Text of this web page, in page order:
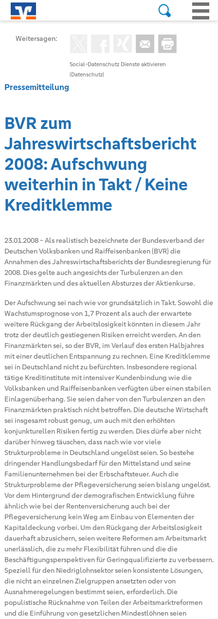
Social-Datenschutz Dienste aktivieren
(Datenschutz)
Weitersagen:
Pressemitteilung
BVR zum
Jahreswirtschaftsbericht
2008: Aufschwung
weiterhin in Takt / Keine
Kreditklemme
23.01.2008- Als realistisch bezeichnete der Bundesverband der
Deutschen Volksbanken und Raiffeisenbanken (BVR) die
Annahmen des Jahreswirtschaftsberichts der Bundesregierung für
2008. Dies gelte auch angesichts der Turbulenzen an den
Finanzmärkten und des aktuellen Absturzes der Aktienkurse.
Der Aufschwung sei nach wie vor grundsätzlich in Takt. Sowohl die
Wachstumsprognose von 1,7 Prozent als auch der erwartete
weitere Rückgang der Arbeitslosigkeit könnten in diesem Jahr
trotz der deutlich gestiegenen Risiken erreicht werden. An den
Finanzmärkten sei, so der BVR, im Verlauf des ersten Halbjahres
mit einer deutlichen Entspannung zu rechnen. Eine Kreditklemme
sei in Deutschland nicht zu befürchten. Insbesondere regional
tätige Kreditinstitute mit intensiver Kundenbindung wie die
Volksbanken und Raiffeisenbanken verfügten über einen stabilen
Einlagenüberhang. Sie seien daher von den Turbulenzen an den
Finanzmärkten praktisch nicht betroffen. Die deutsche Wirtschaft
sei insgesamt robust genug, um auch mit den erhöhten
konjunkturellen Risiken fertig zu werden. Dies dürfe aber nicht
darüber hinweg täuschen, dass nach wie vor viele
Strukturprobleme in Deutschland ungelöst seien. So bestehe
dringender Handlungsbedarf für den Mittelstand und seine
Familienunternehmen bei der Erbschaftsteuer. Auch die
Strukturprobleme der Pflegeversicherung seien bislang ungelöst.
Vor dem Hintergrund der demografischen Entwicklung führe
ähnlich wie bei der Rentenversicherung auch bei der
Pflegeversicherung kein Weg am Einbau von Elementen der
Kapitaldeckung vorbei. Um den Rückgang der Arbeitslosigkeit
dauerhaft abzusichern, seien weitere Reformen am Arbeitsmarkt
unerlässlich, die zu mehr Flexibilität führen und die die
Beschäftigungsperspektiven für Geringqualifizierte zu verbessern.
Speziell für den Niedriglohnsektor seien konsistente Lösungen,
die nicht an einzelnen Zielgruppen ansetzten oder von
Ausnahmeregelungen bestimmt seien, erforderlich. Die
populistische Rücknahme von Teilen der Arbeitsmarktreformen
und die Einführung von gesetzlichen Mindestlöhnen seien